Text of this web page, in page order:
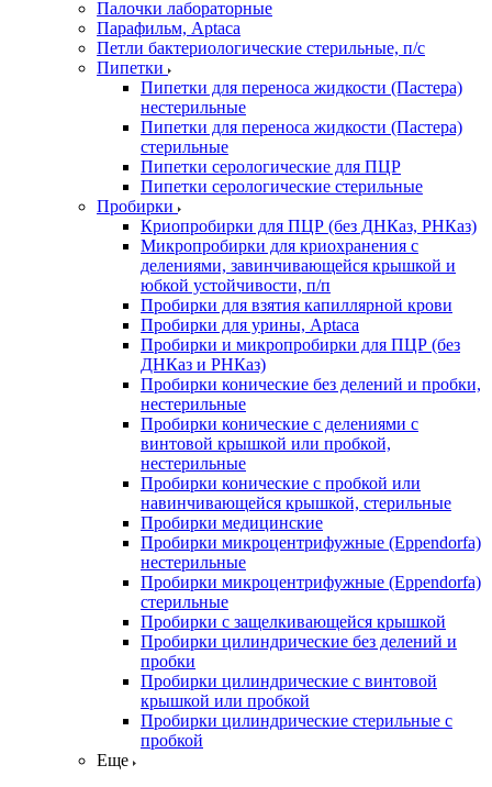
Палочки лабораторные
Парафильм, Aptaca
Петли бактериологические стерильные, п/с
Пипетки
Пипетки для переноса жидкости (Пастера)
нестерильные
Пипетки для переноса жидкости (Пастера)
стерильные
Пипетки серологические для ПЦР
Пипетки серологические стерильные
Пробирки
Криопробирки для ПЦР (без ДНКаз, РНКаз)
Микропробирки для криохранения с
делениями, завинчивающейся крышкой и
юбкой устойчивости, п/п
Пробирки для взятия капиллярной крови
Пробирки для урины, Aptaca
Пробирки и микропробирки для ПЦР (без
ДНКаз и РНКаз)
Пробирки конические без делений и пробки,
нестерильные
Пробирки конические с делениями с
винтовой крышкой или пробкой,
нестерильные
Пробирки конические с пробкой или
навинчивающейся крышкой, стерильные
Пробирки медицинские
Пробирки микроцентрифужные (Eppendorfа)
нестерильные
Пробирки микроцентрифужные (Eppendorfа)
стерильные
Пробирки с защелкивающейся крышкой
Пробирки цилиндрические без делений и
пробки
Пробирки цилиндрические с винтовой
крышкой или пробкой
Пробирки цилиндрические стерильные с
пробкой
Еще